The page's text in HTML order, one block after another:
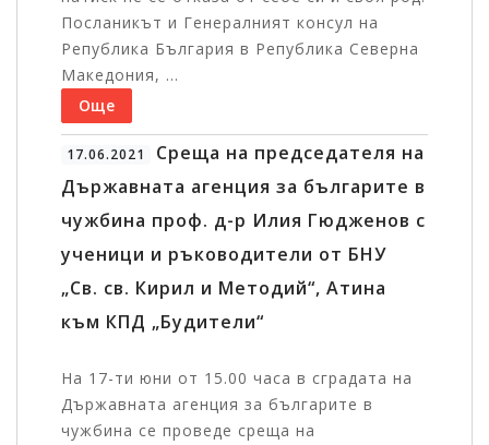
Посланикът и Генералният консул на
Република България в Република Северна
Македония, ...
Още
17.06.2021
Среща на председателя на
Държавната агенция за българите в
чужбина проф. д-р Илия Гюдженов с
ученици и ръководители от БНУ
„Св. св. Кирил и Методий“, Атина
към КПД „Будители“
На 17-ти юни от 15.00 часа в сградата на
Държавната агенция за българите в
чужбина се проведе среща на